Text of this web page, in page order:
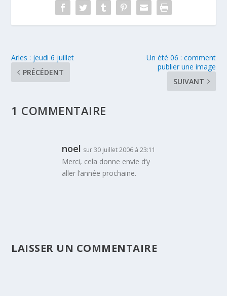
Arles : jeudi 6 juillet
PRÉCÉDENT
Un été 06 : comment
publier une image
SUIVANT
1 COMMENTAIRE
noel sur 30 juillet 2006 à 23:11
Merci, cela donne envie d’y
aller l’année prochaine.
LAISSER UN COMMENTAIRE